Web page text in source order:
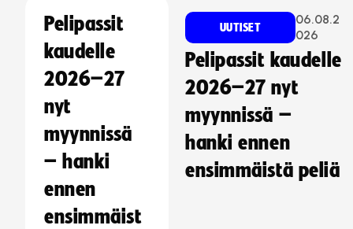
Pelipassit
kaudelle
2026–27
nyt
myynnissä
– hanki
ennen
ensimmäist
UUTISET
06.08.2
026
Pelipassit kaudelle
2026–27 nyt
myynnissä –
hanki ennen
ensimmäistä peliä